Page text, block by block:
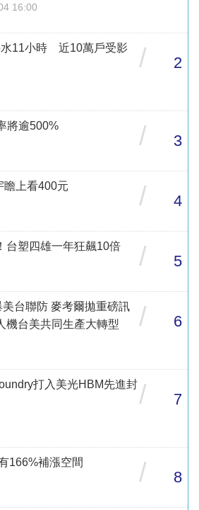
16:00
水11小時 近10萬戶受影
/ 2
將逾500%
/ 3
瞻上看400元
/ 4
台塑四雄一年狂飆10倍
/ 5
台聯防 麥考爾拋重磅訊
機台美共同生產大轉型
/ 6
打入美光HBM先進封/ 7
166%補漲空間
/ 8